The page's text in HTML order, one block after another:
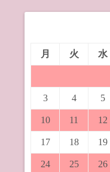
月
火 水
3 4 5
10 11 12
17 18 19
24 25 26